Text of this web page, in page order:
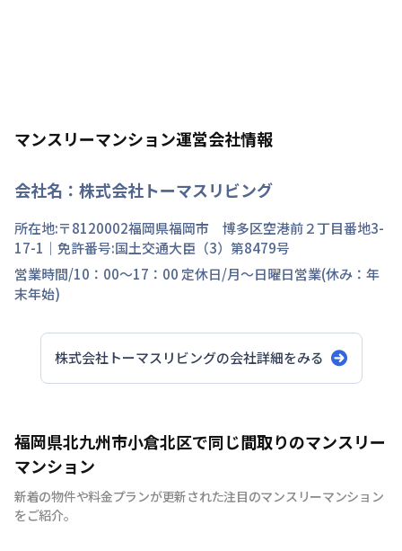
マンスリーマンション運営会社情報
会社名： 株式会社トーマスリビング
所在地:〒8120002福岡県福岡市 博多区空港前２丁目番地3-
17-1 ｜免許番号:国土交通大臣（3）第8479号
営業時間/10：00～17：00 定休日/月～日曜日営業(休み：年
末年始)
株式会社トーマスリビングの会社詳細をみる
福岡県北九州市小倉北区で同じ間取りのマンスリー
マンション
新着の物件や料金プランが更新された注目のマンスリーマンション
をご紹介。